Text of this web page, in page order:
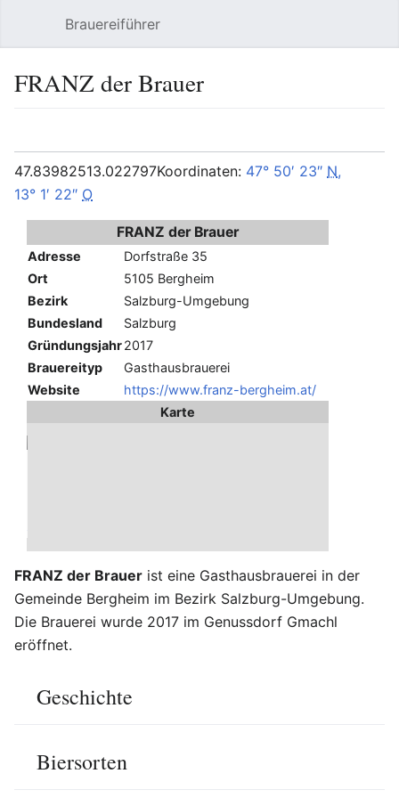
Brauereiführer
FRANZ der Brauer
47.83982513.022797Koordinaten: 47° 50′ 23″ N,
13° 1′ 22″ O
FRANZ der Brauer
Adresse
Dorfstraße 35
Ort
5105 Bergheim
Bezirk
Salzburg-Umgebung
Bundesland
Salzburg
Gründungsjahr2017
Brauereityp
Gasthausbrauerei
Website
https://www.franz-bergheim.at/
Karte
FRANZ der Brauer ist eine Gasthausbrauerei in der
Gemeinde Bergheim im Bezirk Salzburg-Umgebung.
Die Brauerei wurde 2017 im Genussdorf Gmachl
eröffnet.
Geschichte
Biersorten